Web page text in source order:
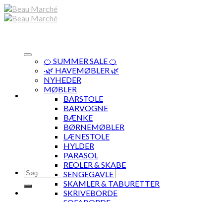
Skip
to
Søg
efter:
🍊 SUMMER SALE 🍊
·🌿 HAVEMØBLER 🌿
NYHEDER
MØBLER
BARSTOLE
BARVOGNE
BÆNKE
BØRNEMØBLER
LÆNESTOLE
HYLDER
PARASOL
REOLER & SKABE
SENGEGAVLE
SKAMLER & TABURETTER
SKRIVEBORDE